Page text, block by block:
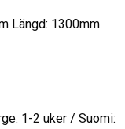
Längd: 1300mm
1-2 uker / Suomi: